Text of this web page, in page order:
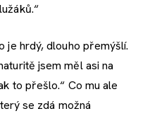
je hrdý, dlouho přemýšlí.
jsem měl asi na
to přešlo.“ Co mu ale
se zdá možná